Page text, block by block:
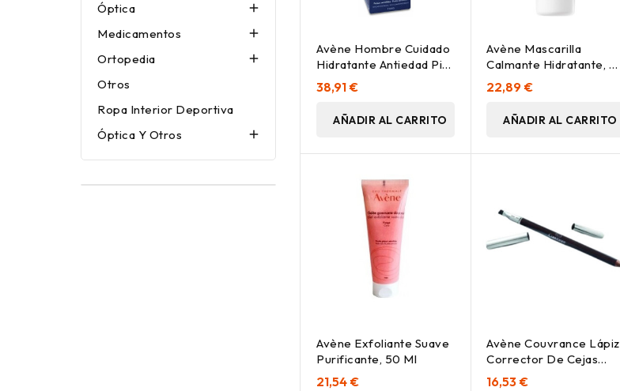
Óptica 
Medicamentos 
Ortopedia 
Otros
Ropa Interior Deportiva
Óptica Y Otros

Avène Hombre Cuidado
Hidratante Antiedad Piel
Sensible, 50 Ml
38,91 €
AÑADIR AL CARRITO
Avène Mascarilla
Calmante Hidratante, 50
Ml
22,89 €
AÑADIR AL CARRITO
Avène Exfoliante Suave
Purificante, 50 Ml
21,54 €
Avène Couvrance Lápiz
Corrector De Cejas
Oscuro, 1 Ud
16,53 €